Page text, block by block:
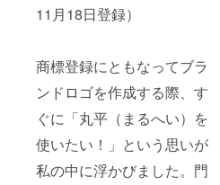
11月18日登録）
商標登録にともなってブラ
ンドロゴを作成する際、す
ぐに「丸平（まるへい）を
使いたい！」という思いが
私の中に浮かびました。門